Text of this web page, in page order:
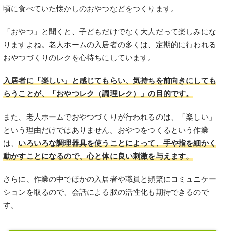
頃に食べていた懐かしのおやつなどをつくります。
「おやつ」と聞くと、子どもだけでなく大人だって楽しみにな
りますよね。老人ホームの入居者の多くは、定期的に行われる
おやつづくりのレクを心待ちにしています。
入居者に「楽しい」と感じてもらい、気持ちを前向きにしても
らうことが、「おやつレク（調理レク）」の目的です。
また、老人ホームでおやつづくりが行われるのは、「楽しい」
という理由だけではありません。おやつをつくるという作業
は、 いろいろな調理器具を使うことによって、手や指を細かく
動かすことになるので、心と体に良い刺激を与えます。
さらに、作業の中でほかの入居者や職員と頻繁にコミュニケー
ションを取るので、会話による脳の活性化も期待できるので
す。